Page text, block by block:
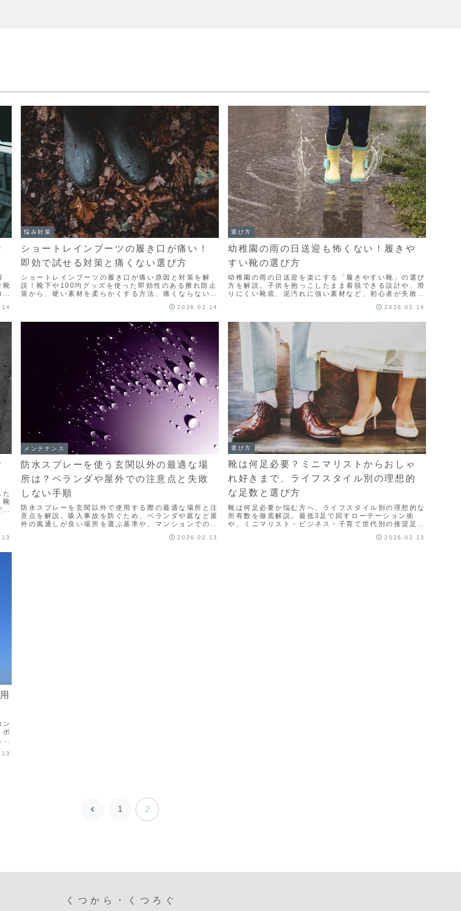
靴
悩み対策
ショートレインブーツの履き口が痛い！
即効で試せる対策と痛くない選び方
ショートレインブーツの履き口が痛い原因と対策を解
説！靴下や100均グッズを使った即効性のある擦れ防止
策から、硬い素材を柔らかくする方法、痛くならない選
2026.02.14
選び方
幼稚園の雨の日送迎も怖くない！履きや
すい靴の選び方
幼稚園の雨の日送迎を楽にする「履きやすい靴」の選び
方を解説。子供を抱っこしたまま着脱できる設計や、滑
りにくい靴底、泥汚れに強い素材など、初心者が失敗し
日のストレスを解消し、快適な送迎を叶えましょう。
2026.02.14
た
靴
メンテナンス
防水スプレーを使う玄関以外の最適な場
所は？ベランダや屋外での注意点と失敗
しない手順
防水スプレーを玄関以外で使用する際の最適な場所と注
意点を解説。吸入事故を防ぐため、ベランダや庭など屋
外の風通しが良い場所を選ぶ基準や、マンションでのマ
境で正しく撥水効果を引き出しましょう。
2026.02.13
選び方
靴は何足必要？ミニマリストからおしゃ
れ好きまで、ライフスタイル別の理想的
な足数と選び方
靴は何足必要か悩む方へ、ライフスタイル別の理想的な
所有数を徹底解説。最低3足で回すローテーション術
や、ミニマリスト・ビジネス・子育て世代別の推奨足数
2026.02.13
ン
ポ
ま
前
1 2
くつから・くつろぐ